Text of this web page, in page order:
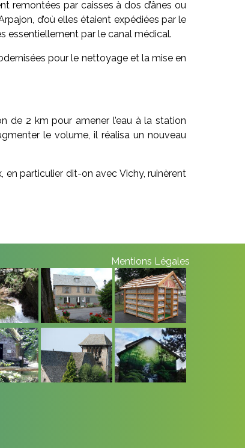
remontées par caisses à dos d’ânes ou
d’où elles étaient expédiées par le
essentiellement par le canal médical.
pour le nettoyage et la mise en
de 2 km pour amener l’eau à la station
le volume, il réalisa un nouveau
particulier dit-on avec Vichy, ruinèrent
Mentions Légales